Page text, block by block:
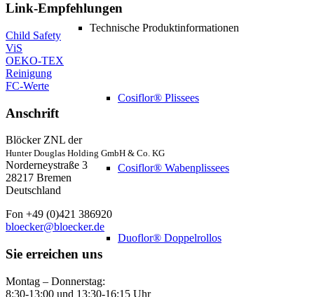
Technische Produktinformationen
Cosiflor® Plissees
Cosiflor® Wabenplissees
Duoflor® Doppelrollos
Link-Empfehlungen
Child Safety
ViS
OEKO-TEX
Reinigung
FC-Werte
Anschrift
Blöcker ZNL der
Hunter Douglas Holding GmbH & Co. KG
Norderneystraße 3
28217 Bremen
Deutschland
Fon +49 (0)421 386920
bloecker@bloecker.de
Sie erreichen uns
Montag – Donnerstag:
8:30-13:00 und 13:30-16:15 Uhr